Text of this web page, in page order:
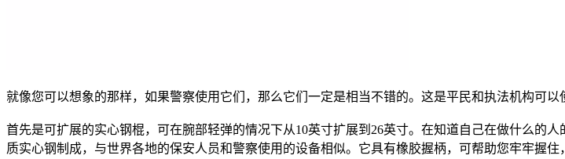
就像您可以想象的那样，如果警察使用它们，那么它们一定是相当不错的。这是平民和执法机构可以
首先是可扩展的实心钢棍，可在腕部轻弹的情况下从10英寸扩展到26英寸。在知道自己在做什么的
质实心钢制成，与世界各地的保安人员和警察使用的设备相似。它具有橡胶握柄，可帮助您牢牢握